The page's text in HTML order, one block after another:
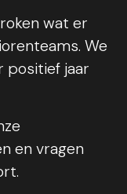
wat er
We
positief jaar
en vragen